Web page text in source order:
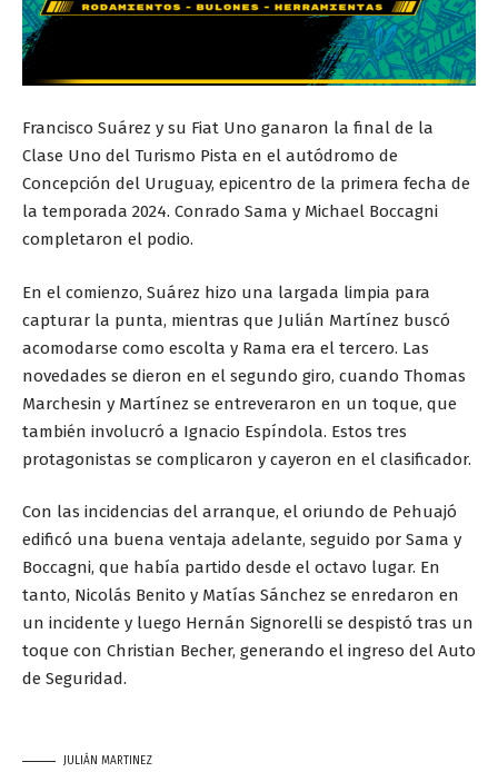
Francisco Suárez y su Fiat Uno ganaron la final de la
Clase Uno del Turismo Pista en el autódromo de
Concepción del Uruguay, epicentro de la primera fecha de
la temporada 2024. Conrado Sama y Michael Boccagni
completaron el podio.
En el comienzo, Suárez hizo una largada limpia para
capturar la punta, mientras que Julián Martínez buscó
acomodarse como escolta y Rama era el tercero. Las
novedades se dieron en el segundo giro, cuando Thomas
Marchesin y Martínez se entreveraron en un toque, que
también involucró a Ignacio Espíndola. Estos tres
protagonistas se complicaron y cayeron en el clasificador.
Con las incidencias del arranque, el oriundo de Pehuajó
edificó una buena ventaja adelante, seguido por Sama y
Boccagni, que había partido desde el octavo lugar. En
tanto, Nicolás Benito y Matías Sánchez se enredaron en
un incidente y luego Hernán Signorelli se despistó tras un
toque con Christian Becher, generando el ingreso del Auto
de Seguridad.
JULIÁN MARTINEZ